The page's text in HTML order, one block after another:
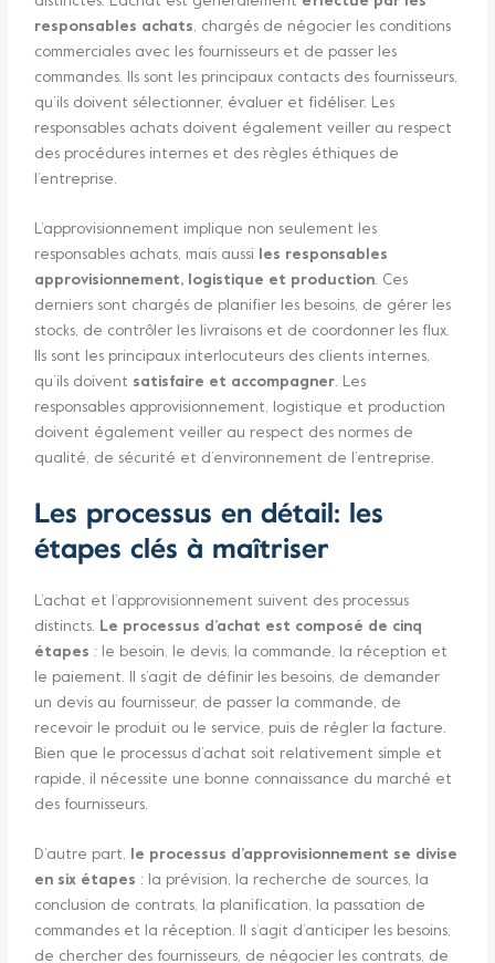
responsables achats, chargés de négocier les conditions
commerciales avec les fournisseurs et de passer les
commandes. Ils sont les principaux contacts des fournisseurs,
qu’ils doivent sélectionner, évaluer et fidéliser. Les
responsables achats doivent également veiller au respect
des procédures internes et des règles éthiques de
l’entreprise.
L’approvisionnement implique non seulement les
responsables achats, mais aussi
les responsables
approvisionnement, logistique et production. Ces
derniers sont chargés de planifier les besoins, de gérer les
stocks, de contrôler les livraisons et de coordonner les flux.
Ils sont les principaux interlocuteurs des clients internes,
qu’ils doivent satisfaire et accompagner. Les
responsables approvisionnement, logistique et production
doivent également veiller au respect des normes de
qualité, de sécurité et d’environnement de l’entreprise.
Les processus en détail: les
étapes clés à maîtriser
L’achat et l’approvisionnement suivent des processus
distincts. Le processus d’achat est composé de cinq
étapes : le besoin, le devis, la commande, la réception et
le paiement. Il s’agit de définir les besoins, de demander
un devis au fournisseur, de passer la commande, de
recevoir le produit ou le service, puis de régler la facture.
Bien que le processus d’achat soit relativement simple et
rapide, il nécessite une bonne connaissance du marché et
des fournisseurs.
D’autre part,
le processus d’approvisionnement se divise
en six étapes : la prévision, la recherche de sources, la
conclusion de contrats, la planification, la passation de
commandes et la réception. Il s’agit d’anticiper les besoins,
de chercher des fournisseurs, de négocier les contrats, de